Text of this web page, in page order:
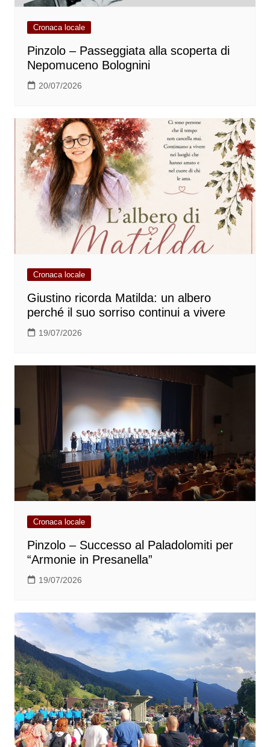
Cronaca locale
Pinzolo – Passeggiata alla scoperta di
Nepomuceno Bolognini
20/07/2026
Cronaca locale
Giustino ricorda Matilda: un albero
perché il suo sorriso continui a vivere
19/07/2026
Cronaca locale
Pinzolo – Successo al Paladolomiti per
“Armonie in Presanella”
19/07/2026